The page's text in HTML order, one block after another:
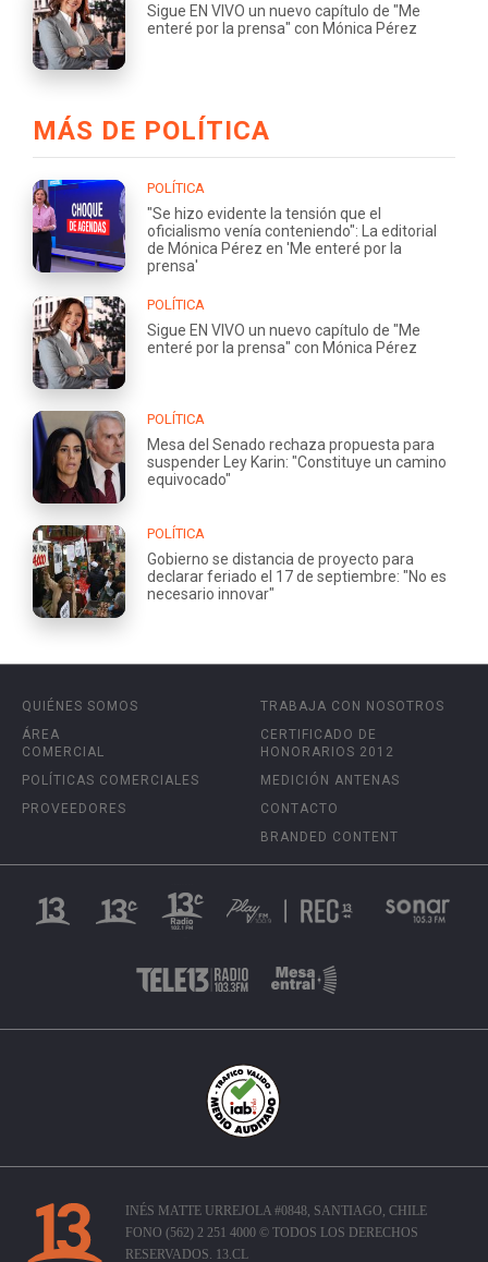
Sigue EN VIVO un nuevo capítulo de "Me
enteré por la prensa" con Mónica Pérez
MÁS DE POLÍTICA
POLÍTICA
"Se hizo evidente la tensión que el
oficialismo venía conteniendo": La editorial
de Mónica Pérez en 'Me enteré por la
prensa'
POLÍTICA
Sigue EN VIVO un nuevo capítulo de "Me
enteré por la prensa" con Mónica Pérez
POLÍTICA
Mesa del Senado rechaza propuesta para
suspender Ley Karin: "Constituye un camino
equivocado"
POLÍTICA
Gobierno se distancia de proyecto para
declarar feriado el 17 de septiembre: "No es
necesario innovar"
QUIÉNES SOMOS
ÁREA
COMERCIAL
POLÍTICAS COMERCIALES
PROVEEDORES
TRABAJA CON NOSOTROS
CERTIFICADO DE
HONORARIOS 2012
MEDICIÓN ANTENAS
CONTACTO
BRANDED CONTENT
INÉS MATTE URREJOLA #0848, SANTIAGO, CHILE
FONO (562) 2 251 4000 © TODOS LOS DERECHOS
RESERVADOS. 13.CL